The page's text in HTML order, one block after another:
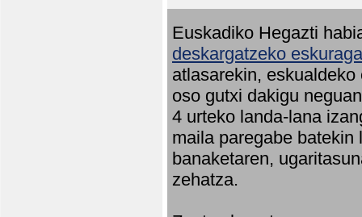
Euskadiko Hegazti
deskargatzeko
atlasarekin,
oso gutxi dakigu
4 urteko landa-lana
maila paregabe
banaketaren,
zehatza.